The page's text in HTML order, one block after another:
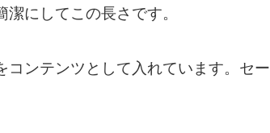
にしてこの長さです。
ンテンツとして入れています。セー